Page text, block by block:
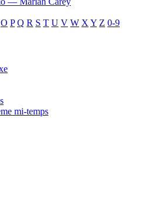
O P Q R S T U V W X Y Z 0-9
mi-temps